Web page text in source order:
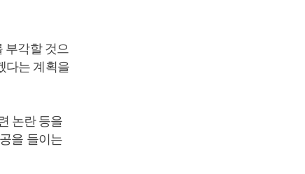
부각할 것으
다는 계획을
논란 등을
을 들이는